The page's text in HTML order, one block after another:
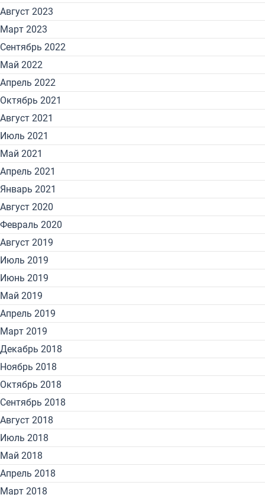
Август 2023
Март 2023
Сентябрь 2022
Май 2022
Апрель 2022
Октябрь 2021
Август 2021
Июль 2021
Май 2021
Апрель 2021
Январь 2021
Август 2020
Февраль 2020
Август 2019
Июль 2019
Июнь 2019
Май 2019
Апрель 2019
Март 2019
Декабрь 2018
Ноябрь 2018
Октябрь 2018
Сентябрь 2018
Август 2018
Июль 2018
Май 2018
Апрель 2018
Март 2018